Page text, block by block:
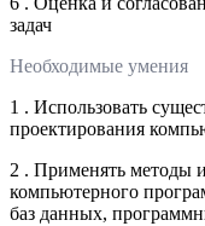
задач
Необходимые умения
1 . Использовать
проектирования
2 . Применять методы
компьютерного
баз данных,